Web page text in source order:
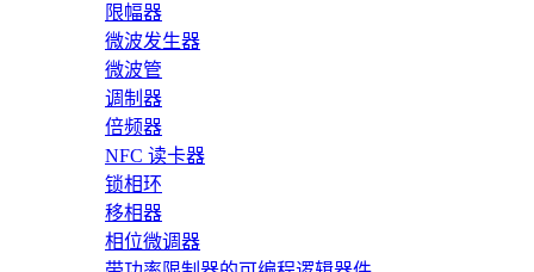
限幅器
微波发生器
微波管
调制器
倍频器
NFC 读卡器
锁相环
移相器
相位微调器